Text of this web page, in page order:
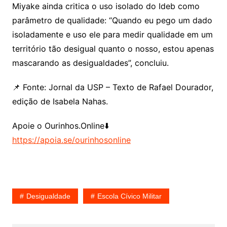
Miyake ainda critica o uso isolado do Ideb como
parâmetro de qualidade: “Quando eu pego um dado
isoladamente e uso ele para medir qualidade em um
território tão desigual quanto o nosso, estou apenas
mascarando as desigualdades”, concluiu.
📌 Fonte: Jornal da USP – Texto de Rafael Dourador,
edição de Isabela Nahas.
Apoie o Ourinhos.Online⬇️
https://apoia.se/ourinhosonline
Desigualdade Escola Cívico Militar